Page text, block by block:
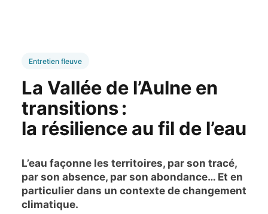
Entretien fleuve
La Vallée de l’Aulne en
transitions :
la résilience au fil de l’eau
L’eau façonne les territoires, par son tracé,
par son absence, par son abondance… Et en
particulier dans un contexte de changement
climatique.